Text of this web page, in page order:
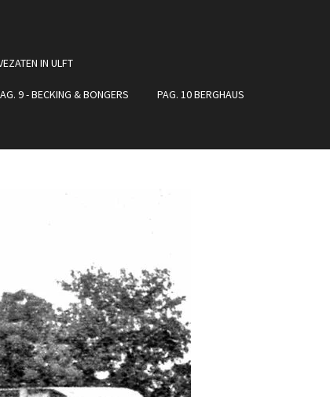
IN ULFT
9 - BECKING & BONGERS PAG. 10 BERGHAUS